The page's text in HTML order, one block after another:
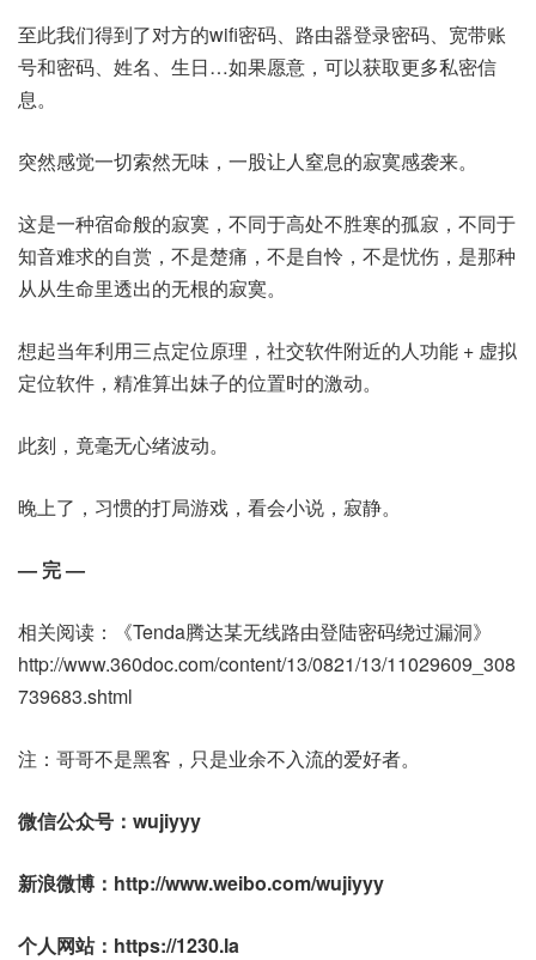
至此我们得到了对方的wifi密码、路由器登录密码、宽带账
号和密码、姓名、生日…如果愿意，可以获取更多私密信
息。
突然感觉一切索然无味，一股让人窒息的寂寞感袭来。
这是一种宿命般的寂寞，不同于高处不胜寒的孤寂，不同于
知音难求的自赏，不是楚痛，不是自怜，不是忧伤，是那种
从从生命里透出的无根的寂寞。
想起当年利用三点定位原理，社交软件附近的人功能 + 虚拟
定位软件，精准算出妹子的位置时的激动。
此刻，竟毫无心绪波动。
晚上了，习惯的打局游戏，看会小说，寂静。
— 完 —
相关阅读：《Tenda腾达某无线路由登陆密码绕过漏洞》
http://www.360doc.com/content/13/0821/13/11029609_308
739683.shtml
注：哥哥不是黑客，只是业余不入流的爱好者。
微信公众号：wujiyyy
新浪微博：http://www.weibo.com/wujiyyy
个人网站：https://1230.la